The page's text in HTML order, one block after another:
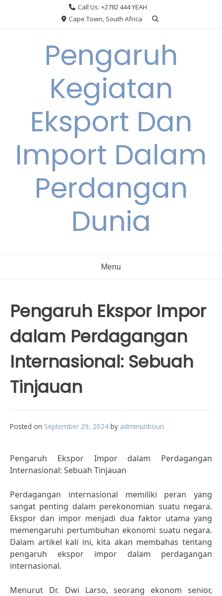
Call Us: +2782 444 YEAH
Cape Town, South Africa
Pengaruh
Kegiatan
Eksport Dan
Import Dalam
Perdangan
Dunia
Menu
Pengaruh Ekspor Impor
dalam Perdagangan
Internasional: Sebuah
Tinjauan
Posted on September 29, 2024 by adminunboun
Pengaruh Ekspor Impor dalam Perdagangan
Internasional: Sebuah Tinjauan
Perdagangan internasional memiliki peran yang
sangat penting dalam perekonomian suatu negara.
Ekspor dan impor menjadi dua faktor utama yang
memengaruhi pertumbuhan ekonomi suatu negara.
Dalam artikel kali ini, kita akan membahas tentang
pengaruh ekspor impor dalam perdagangan
internasional.
Menurut Dr. Dwi Larso, seorang ekonom senior,